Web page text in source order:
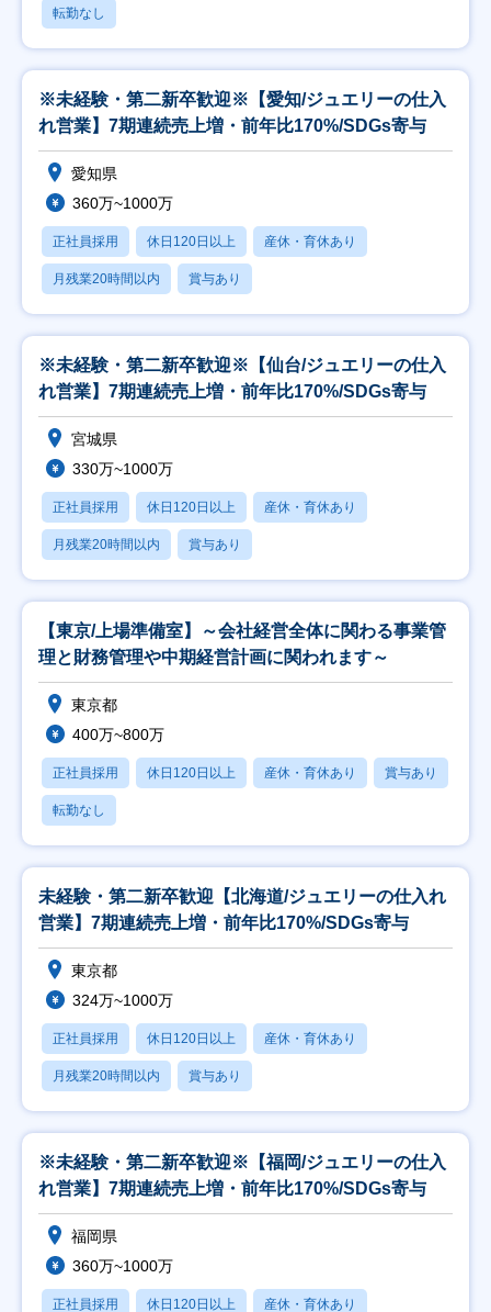
転勤なし
※未経験・第二新卒歓迎※【愛知/ジュエリーの仕入
れ営業】7期連続売上増・前年比170%/SDGs寄与
愛知県
360万~1000万
正社員採用 休日120日以上 産休・育休あり
月残業20時間以内 賞与あり
※未経験・第二新卒歓迎※【仙台/ジュエリーの仕入
れ営業】7期連続売上増・前年比170%/SDGs寄与
宮城県
330万~1000万
正社員採用 休日120日以上 産休・育休あり
月残業20時間以内 賞与あり
【東京/上場準備室】～会社経営全体に関わる事業管
理と財務管理や中期経営計画に関われます～
東京都
400万~800万
正社員採用 休日120日以上 産休・育休あり 賞与あり
転勤なし
未経験・第二新卒歓迎【北海道/ジュエリーの仕入れ
営業】7期連続売上増・前年比170%/SDGs寄与
東京都
324万~1000万
正社員採用 休日120日以上 産休・育休あり
月残業20時間以内 賞与あり
※未経験・第二新卒歓迎※【福岡/ジュエリーの仕入
れ営業】7期連続売上増・前年比170%/SDGs寄与
福岡県
360万~1000万
正社員採用 休日120日以上 産休・育休あり